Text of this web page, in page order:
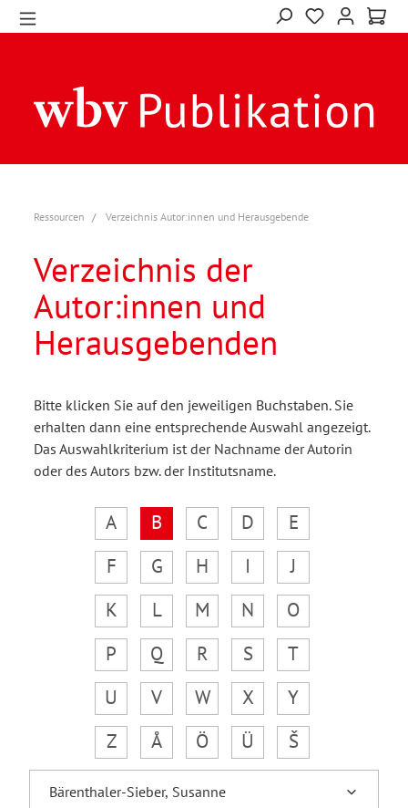
Ressourcen Verzeichnis Autor:innen und Herausgebende
Verzeichnis der
Autor:innen und
Herausgebenden
Bitte klicken Sie auf den jeweiligen Buchstaben. Sie
erhalten dann eine entsprechende Auswahl angezeigt.
Das Auswahlkriterium ist der Nachname der Autorin
oder des Autors bzw. der Institutsname.
A B C D
E
F
G H I
J
K
L M N
O
P
Q R S
T
U
V W X
Y
Z
Å Ö Ü Š